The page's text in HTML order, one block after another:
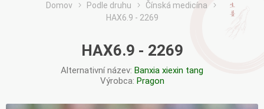
Domov Podle druhu
Čínská medicína
HAX6.9 - 2269
HAX6.9 - 2269
Alternativní název: Banxia xiexin tang
Výrobca: Pragon